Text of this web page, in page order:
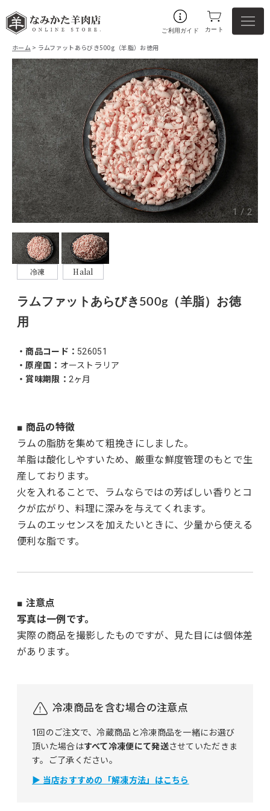
ご利用ガイド カート
ホーム> ラムファットあらびき500g（羊脂）お徳用
1/2
冷凍 Halal
ラムファットあらびき500g（羊脂）お徳
用
・商品コード： 526051
・原産国： オーストラリア
・賞味期限： 2ヶ月
■ 商品の特徴
ラムの脂肪を集めて粗挽きにしました。
羊脂は酸化しやすいため、厳重な鮮度管理のもとで生
産しております。
火を入れることで、ラムならではの芳ばしい香りとコ
クが広がり、料理に深みを与えてくれます。
ラムのエッセンスを加えたいときに、少量から使える
便利な脂です。
■ 注意点
写真は一例です。
実際の商品を撮影したものですが、見た目には個体差
があります。
冷凍商品を含む場合の注意点
1回のご注文で、冷蔵商品と冷凍商品を一緒にお選び
頂いた場合はすべて冷凍便にて発送させていただきま
す。ご了承ください。
▶ 当店おすすめの「解凍方法」はこちら